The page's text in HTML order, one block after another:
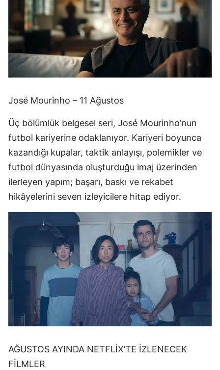
José Mourinho – 11 Ağustos
Üç bölümlük belgesel seri, José Mourinho’nun
futbol kariyerine odaklanıyor. Kariyeri boyunca
kazandığı kupalar, taktik anlayışı, polemikler ve
futbol dünyasında oluşturduğu imaj üzerinden
ilerleyen yapım; başarı, baskı ve rekabet
hikâyelerini seven izleyicilere hitap ediyor.
AĞUSTOS AYINDA NETFLİX’TE İZLENECEK
FİLMLER